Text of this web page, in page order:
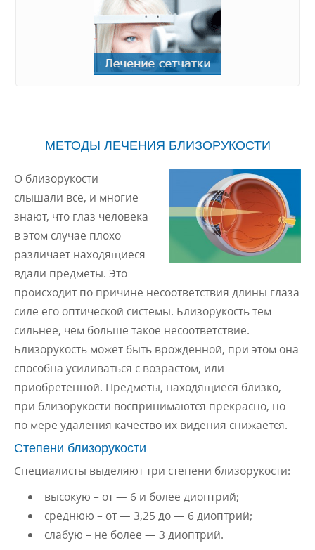
МЕТОДЫ ЛЕЧЕНИЯ БЛИЗОРУКОСТИ
О близорукости
слышали все, и многие
знают, что глаз человека
в этом случае плохо
различает находящиеся
вдали предметы. Это
происходит по причине несоответствия длины глаза
силе его оптической системы. Близорукость тем
сильнее, чем больше такое несоответствие.
Близорукость может быть врожденной, при этом она
способна усиливаться с возрастом, или
приобретенной. Предметы, находящиеся близко,
при близорукости воспринимаются прекрасно, но
по мере удаления качество их видения снижается.
Степени близорукости
Специалисты выделяют три степени близорукости:
высокую – от — 6 и более диоптрий;
среднюю – от — 3,25 до — 6 диоптрий;
слабую – не более — 3 диоптрий.